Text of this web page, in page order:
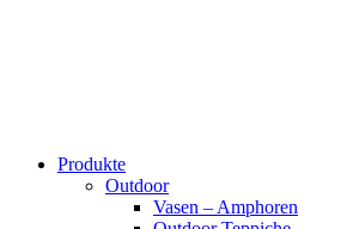
Produkte
Outdoor
Vasen – Amphoren